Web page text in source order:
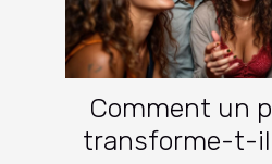
Comment un
transforme-t-il